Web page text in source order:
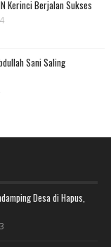
Kerinci Berjalan Sukses
Sani Saling
Desa di Hapus,